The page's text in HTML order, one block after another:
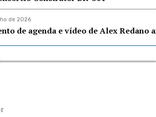
de 2026
de agenda e vídeo de Alex Redano